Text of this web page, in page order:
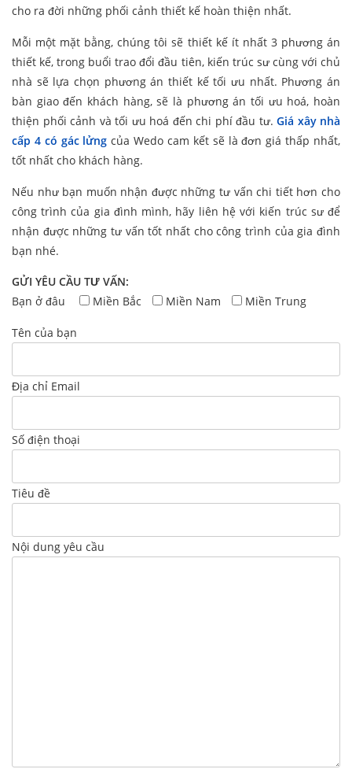
cho ra đời những phối cảnh thiết kế hoàn thiện nhất.
Mỗi một mặt bằng, chúng tôi sẽ thiết kế ít nhất 3 phương án
thiết kế, trong buổi trao đổi đầu tiên, kiến trúc sư cùng với chủ
nhà sẽ lựa chọn phương án thiết kế tối ưu nhất. Phương án
bàn giao đến khách hàng, sẽ là phương án tối ưu hoá, hoàn
thiện phối cảnh và tối ưu hoá đến chi phí đầu tư. Giá xây nhà
cấp 4 có gác lửng của Wedo cam kết sẽ là đơn giá thấp nhất,
tốt nhất cho khách hàng.
Nếu như bạn muốn nhận được những tư vấn chi tiết hơn cho
công trình của gia đình mình, hãy liên hệ với kiến trúc sư để
nhận được những tư vấn tốt nhất cho công trình của gia đình
bạn nhé.
GỬI YÊU CẦU TƯ VẤN:
Bạn ở đâu
Miền Bắc Miền Nam Miền Trung
Tên của bạn
Địa chỉ Email
Số điện thoại
Tiêu đề
Nội dung yêu cầu